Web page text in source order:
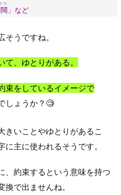
つ
」など
うですね。
、ゆとりがある。
束をしているイメージで
しょうか？🧐
きいことやゆとりがあるこ
主に使われるそうです。
、約束するという意味を持つ
で出ませんね。